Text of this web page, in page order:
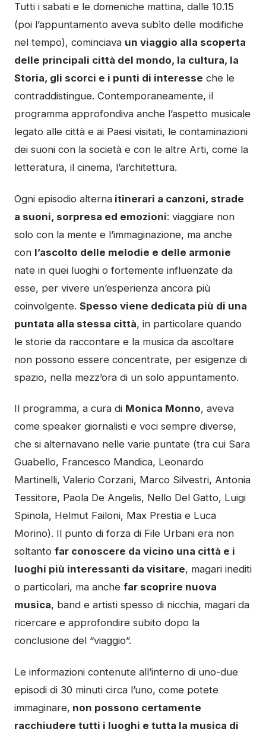
Tutti i sabati e le domeniche mattina, dalle 10.15
(poi l’appuntamento aveva subìto delle modifiche
nel tempo), cominciava un viaggio alla scoperta
delle principali città del mondo, la cultura, la
Storia, gli scorci e i punti di interesse che le
contraddistingue. Contemporaneamente, il
programma approfondiva anche l’aspetto musicale
legato alle città e ai Paesi visitati, le contaminazioni
dei suoni con la società e con le altre Arti, come la
letteratura, il cinema, l’architettura.
Ogni episodio alterna itinerari a canzoni, strade
a suoni, sorpresa ed emozioni: viaggiare non
solo con la mente e l’immaginazione, ma anche
con l’ascolto delle melodie e delle armonie
nate in quei luoghi o fortemente influenzate da
esse, per vivere un’esperienza ancora più
coinvolgente. Spesso viene dedicata più di una
puntata alla stessa città, in particolare quando
le storie da raccontare e la musica da ascoltare
non possono essere concentrate, per esigenze di
spazio, nella mezz’ora di un solo appuntamento.
Il programma, a cura di Monica Monno, aveva
come speaker giornalisti e voci sempre diverse,
che si alternavano nelle varie puntate (tra cui Sara
Guabello, Francesco Mandica, Leonardo
Martinelli, Valerio Corzani, Marco Silvestri, Antonia
Tessitore, Paola De Angelis, Nello Del Gatto, Luigi
Spinola, Helmut Failoni, Max Prestia e Luca
Morino). Il punto di forza di File Urbani era non
soltanto far conoscere da vicino una città e i
luoghi più interessanti da visitare, magari inediti
o particolari, ma anche far scoprire nuova
musica, band e artisti spesso di nicchia, magari da
ricercare e approfondire subito dopo la
conclusione del “viaggio”.
Le informazioni contenute all’interno di uno-due
episodi di 30 minuti circa l’uno, come potete
immaginare, non possono certamente
racchiudere tutti i luoghi e tutta la musica di